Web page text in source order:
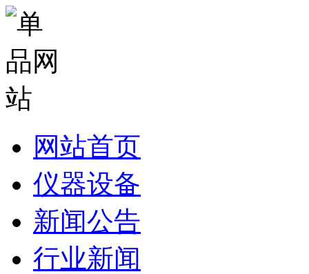
网站首页
仪器设备
新闻公告
行业新闻